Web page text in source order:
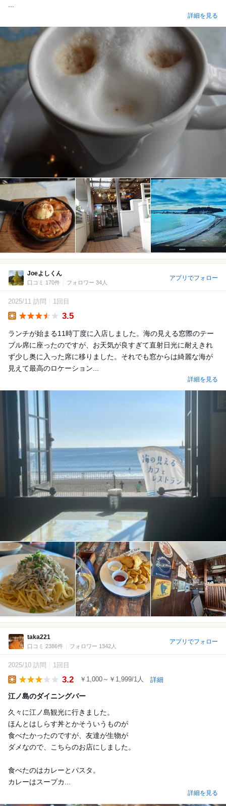
詳細を見る
Joeよしくん
口コミ 170件 フォロワー 34人
アプリでフォロー
2025/11 訪問 1回目
3.5
ランチが始まる11時丁度に入店しました。海の見える窓際のテー
ブル席に座ったのですが、お天気が良すぎて直射日光に耐えきれ
ず少し奥に入った席に移りました。それでも窓からは綺麗な海が
見えて最高のロケーション...
詳細を見る
taka221
口コミ 2386件 フォロワー 1342人
アプリでフォロー
2025/10 訪問 1回目
3.2 ￥1,000～￥1,999/1人 詳細
江ノ島のダイニングバー
久々に江ノ島観光に行きました。
ほんとはしらす丼とかそういうものが
食べたかったのですが、友達が生物が
ダメなので、こちらのお店にしました。
食べたのはカレーとパスタ。
カレーはスープカ...
詳細を見る